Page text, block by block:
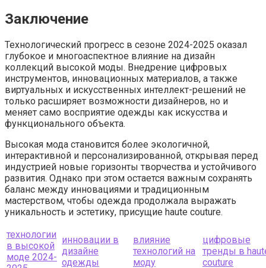
Заключение
Технологический прогресс в сезоне 2024-2025 оказал
глубокое и многоаспектное влияние на дизайн
коллекций высокой моды. Внедрение цифровых
инструментов, инновационных материалов, а также
виртуальных и искусственных интеллект-решений не
только расширяет возможности дизайнеров, но и
меняет само восприятие одежды как искусства и
функционального объекта.
Высокая мода становится более экологичной,
интерактивной и персонализированной, открывая перед
индустрией новые горизонты творчества и устойчивого
развития. Однако при этом остается важным сохранять
баланс между инновациями и традиционным
мастерством, чтобы одежда продолжала выражать
уникальность и эстетику, присущие haute couture.
технологии
в высокой
моде 2024-
инновации в
дизайне
одежды
влияние
технологий на
моду
цифровые
тренды в
couture